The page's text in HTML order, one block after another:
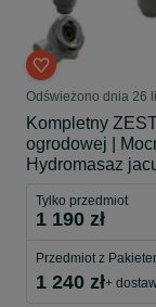
Odświeżono dnia 26
Kompletny
ogrodowej |
Hydromasaz
Tylko przedmiot
1 190 zł
Przedmiot z
1 240 zł+